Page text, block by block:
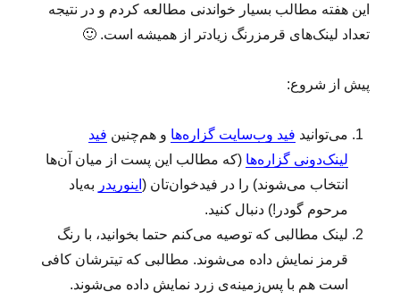
ک
س
ر
۲
۹
:
ب
این هفته مطالب بسیار خواندنی مطالعه کردم و در نتیجه
تعداد لینک‌های قرمزرنگ زیادتر از همیشه است. 🙂
پیش از شروع:
می‌توانید فید وب‌سایت گزاره‌ها و هم‌چنین فید
لینک‌دونی گزاره‌ها (که مطالب این پست از میان آن‌ها
انتخاب می‌شوند) را در فیدخوان‌تان ( اینوریدر به‌یاد
مرحوم گودر!) دنبال کنید.
لینک‌ مطالبی که توصیه می‌کنم حتما بخوانید، با رنگ
قرمز نمایش داده می‌شوند. مطالبی که تیترشان کافی
است هم با پس‌زمینه‌ی زرد نمایش داده می‌شوند.